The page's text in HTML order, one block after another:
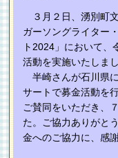
３月２日、湧別町
ガーソングライター
ト2024」において、
活動を実施いたしまし
半崎さんが石川県
サートで募金活動を
ご賛同をいただき、
た。ご協力ありがと
金へのご協力に、感